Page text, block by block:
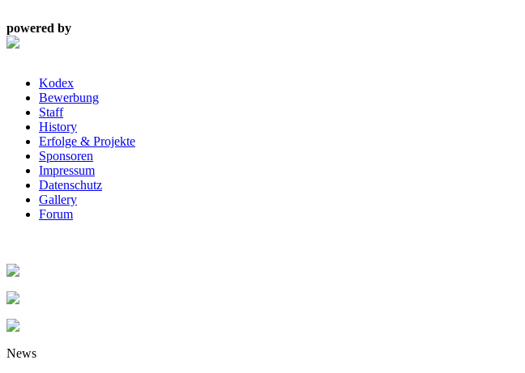
powered by
Kodex
Bewerbung
Staff
History
Erfolge & Projekte
Sponsoren
Impressum
Datenschutz
Gallery
Forum
News